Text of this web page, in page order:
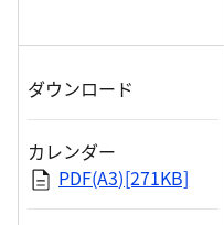
ダウンロード
カレンダー
PDF(A3)[271KB]